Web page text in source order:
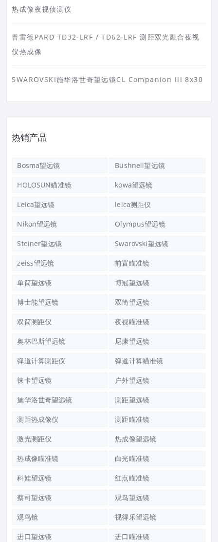
热成像夜视侦测仪
普雷德PARD TD32-LRF / TD62-LRF 测距双光融合夜视
仪热成像
SWAROVSKI施华洛世奇望远镜CL Companion III 8x30
热销产品
Bosma望远镜 Bushnell望远镜
HOLOSUN瞄准镜 kowa望远镜
Leica望远镜 leica测距仪
Nikon望远镜 Olympus望远镜
Steiner望远镜 Swarovski望远镜
zeiss望远镜 前置瞄准镜
单筒望远镜 博冠望远镜
博士能望远镜 双筒望远镜
双筒测距仪 夜视瞄准镜
奥林巴斯望远镜 尼康望远镜
弹道计算测距仪 弹道计算瞄准镜
徕卡望远镜 户外望远镜
施华洛世奇望远镜 测距望远镜
测距热成像仪 测距瞄准镜
激光测距仪 热成像望远镜
热成像瞄准镜 白光瞄准镜
科娃望远镜 红点瞄准镜
蔡司望远镜 观鸟望远镜
观鸟镜 视得乐望远镜
进口望远镜 进口瞄准镜